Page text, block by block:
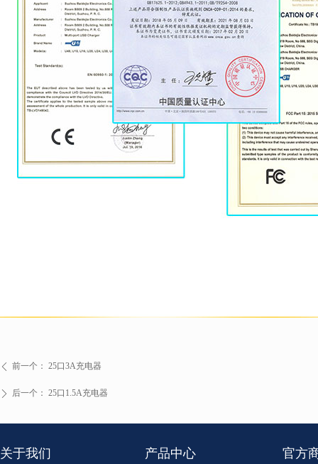
ꄴ 前一个： 25口3A充电器
ꄲ 后一个： 25口1.5A充电器
关于我们 产品中心 官方